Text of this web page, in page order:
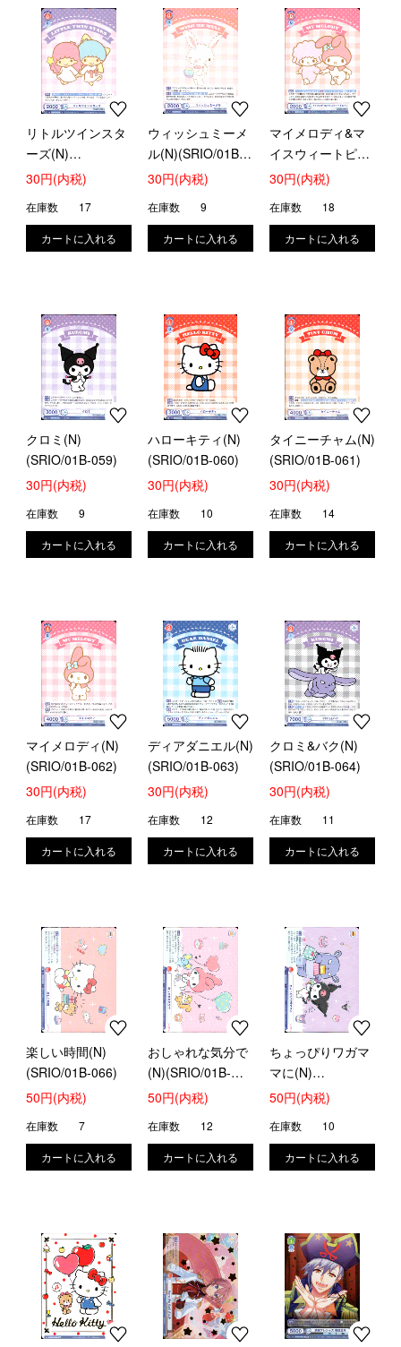
リトルツインスタ
ーズ(N)
(SRIO/01B-056)
30円(内税)
在庫数 17
ウィッシュミーメ
ル(N)(SRIO/01B-
057)
30円(内税)
在庫数 9
マイメロディ&マ
イスウィートピア
ノ(N)(SRIO/01B-
30円(内税)
在庫数 18
クロミ(N)
(SRIO/01B-059)
30円(内税)
在庫数 9
ハローキティ(N)
(SRIO/01B-060)
30円(内税)
在庫数 10
タイニーチャム(N)
(SRIO/01B-061)
30円(内税)
在庫数 14
マイメロディ(N)
(SRIO/01B-062)
30円(内税)
在庫数 17
ディアダニエル(N)
(SRIO/01B-063)
30円(内税)
在庫数 12
クロミ&バク(N)
(SRIO/01B-064)
30円(内税)
在庫数 11
楽しい時間(N)
(SRIO/01B-066)
50円(内税)
在庫数 7
おしゃれな気分で
(N)(SRIO/01B-
067)
50円(内税)
在庫数 12
ちょっぴりワガマ
マに(N)
(SRIO/01B-068)
50円(内税)
在庫数 10